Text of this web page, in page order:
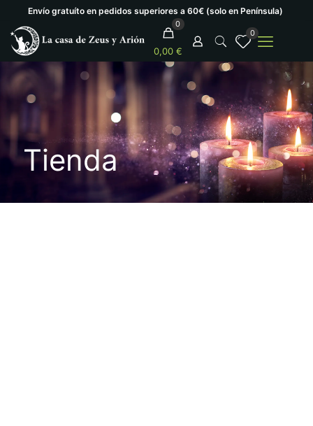
Envío gratuíto en pedidos superiores a 60€ (solo en Península)
0
0,00 €
0
Tienda